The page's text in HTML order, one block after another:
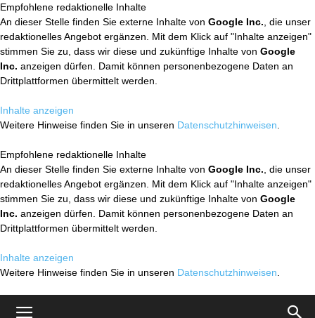
Empfohlene redaktionelle Inhalte
An dieser Stelle finden Sie externe Inhalte von Google Inc. , die unser
redaktionelles Angebot ergänzen. Mit dem Klick auf "Inhalte anzeigen"
stimmen Sie zu, dass wir diese und zukünftige Inhalte von Google
Inc. anzeigen dürfen. Damit können personenbezogene Daten an
Drittplattformen übermittelt werden.
Inhalte anzeigen
Weitere Hinweise finden Sie in unseren Datenschutzhinweisen
Empfohlene redaktionelle Inhalte
An dieser Stelle finden Sie externe Inhalte von Google Inc. , die unser
redaktionelles Angebot ergänzen. Mit dem Klick auf "Inhalte anzeigen"
stimmen Sie zu, dass wir diese und zukünftige Inhalte von Google
Inc. anzeigen dürfen. Damit können personenbezogene Daten an
Drittplattformen übermittelt werden.
Inhalte anzeigen
Weitere Hinweise finden Sie in unseren Datenschutzhinweisen